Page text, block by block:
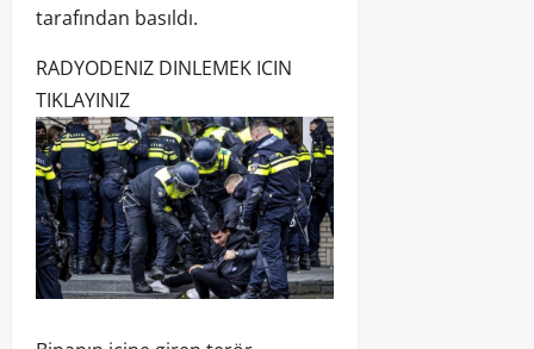
tarafından basıldı.
RADYODENIZ DINLEMEK ICIN
TIKLAYINIZ